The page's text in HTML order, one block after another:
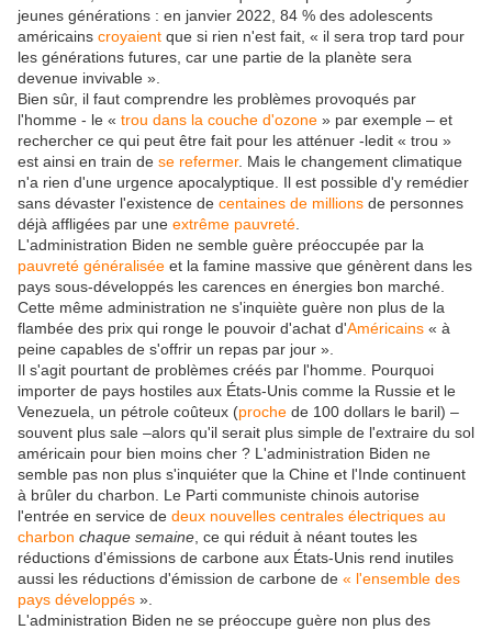
jeunes générations : en janvier 2022, 84 % des adolescents
américains croyaient que si rien n'est fait, « il sera trop tard pour
les générations futures, car une partie de la planète sera
devenue invivable ».
Bien sûr, il faut comprendre les problèmes provoqués par
l'homme - le « trou dans la couche d'ozone » par exemple – et
rechercher ce qui peut être fait pour les atténuer -ledit « trou »
est ainsi en train de se refermer. Mais le changement climatique
n'a rien d'une urgence apocalyptique. Il est possible d'y remédier
sans dévaster l'existence de centaines de millions de personnes
déjà affligées par une extrême pauvreté
L'administration Biden ne semble guère préoccupée par la
pauvreté généralisée et la famine massive que génèrent dans les
pays sous-développés les carences en énergies bon marché.
Cette même administration ne s'inquiète guère non plus de la
flambée des prix qui ronge le pouvoir d'achat d'Américains « à
peine capables de s'offrir un repas par jour ».
Il s'agit pourtant de problèmes créés par l'homme. Pourquoi
importer de pays hostiles aux États-Unis comme la Russie et le
Venezuela, un pétrole coûteux (proche de 100 dollars le baril) –
souvent plus sale –alors qu'il serait plus simple de l'extraire du sol
américain pour bien moins cher ? L'administration Biden ne
semble pas non plus s'inquiéter que la Chine et l'Inde continuent
à brûler du charbon. Le Parti communiste chinois autorise
l'entrée en service de deux nouvelles centrales électriques au
charbon chaque semaine , ce qui réduit à néant toutes les
réductions d'émissions de carbone aux États-Unis rend inutiles
aussi les réductions d'émission de carbone de « l'ensemble des
pays développés ».
L'administration Biden ne se préoccupe guère non plus des